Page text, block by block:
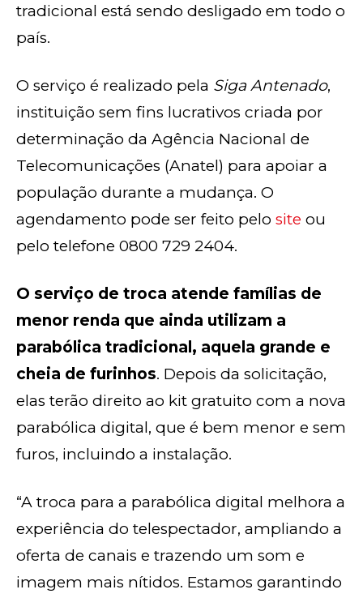
tradicional está sendo desligado em todo o
país.
O serviço é realizado pela Siga Antenado,
instituição sem fins lucrativos criada por
determinação da Agência Nacional de
Telecomunicações (Anatel) para apoiar a
população durante a mudança. O
agendamento pode ser feito pelo site ou
pelo telefone 0800 729 2404.
O serviço de troca atende famílias de
menor renda que ainda utilizam a
parabólica tradicional, aquela grande e
cheia de furinhos. Depois da solicitação,
elas terão direito ao kit gratuito com a nova
parabólica digital, que é bem menor e sem
furos, incluindo a instalação.
“A troca para a parabólica digital melhora a
experiência do telespectador, ampliando a
oferta de canais e trazendo um som e
imagem mais nítidos. Estamos garantindo